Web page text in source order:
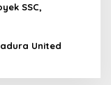
SSC,
United